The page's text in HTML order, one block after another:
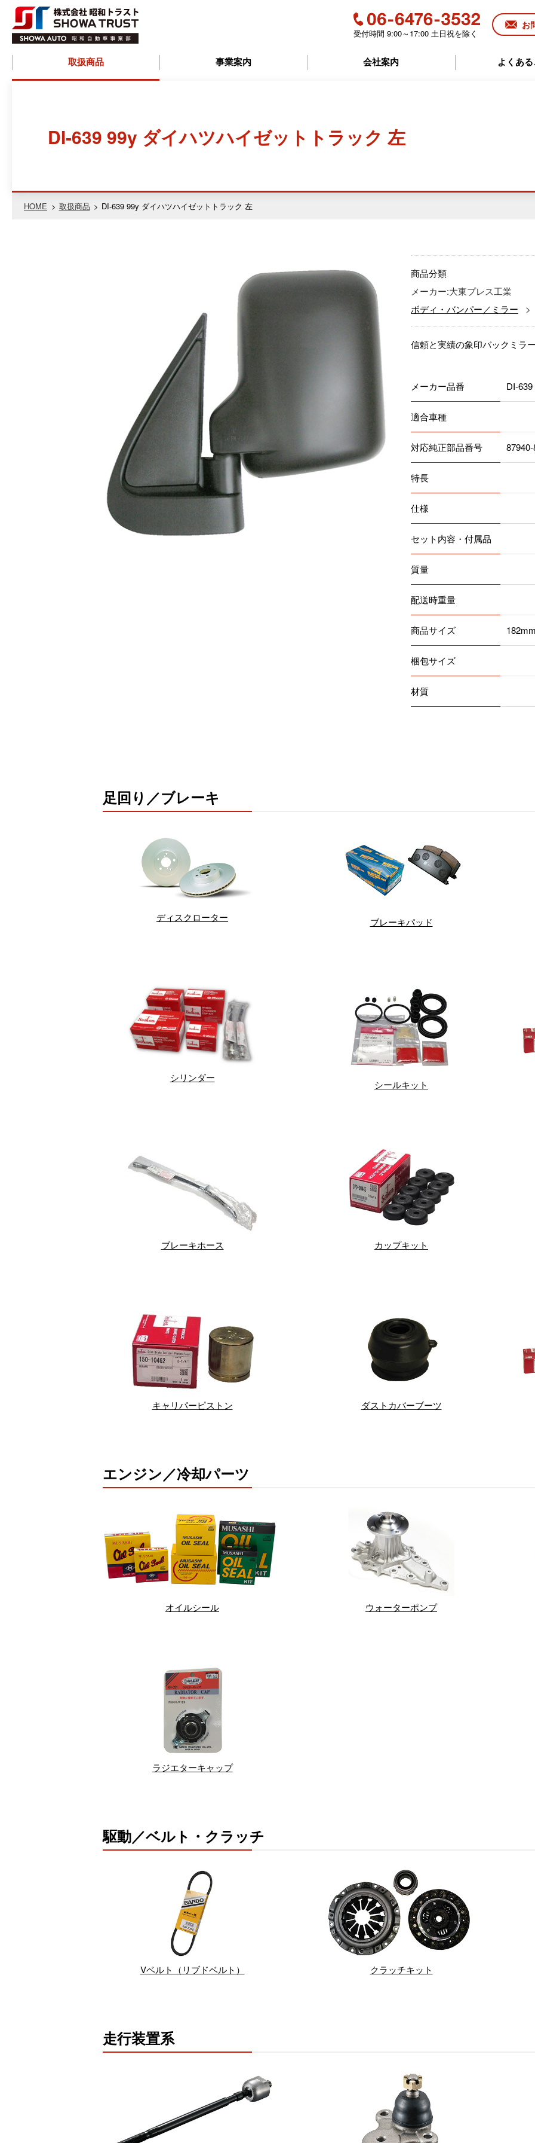
株式会社昭和ト
(SHOWA
動車事業部
取扱商品 事業案内 会社案内 よくあ
06-6476-3532
受付時間 9:00～17:00 土日祝を除く
お
HOME 取扱商品 DI-639 99y ダイハツハイゼットトラック 左
DI-639 99y ダイハツハイゼットトラック 左
商品分類
メーカー:大東プレス工業
ボディ・バンパー／ミラー
信頼と実績の象印バックミラ
メーカー品番 DI-639
適合車種
対応純正部品番号
特長
仕様
セット内容・付属品
質量
配送時重量
商品サイズ
梱包サイズ
材質
足回り／ブレーキ
ディスクローター ブレーキパッド
シリンダー
シールキット
ブレーキホース カップキット
キャリパーピストン ダストカバーブーツ
エンジン／冷却パーツ
オイルシール ウォーターポンプ
ラジエターキャップ
駆動／ベルト・クラッチ
Vベルト（リブドベルト） クラッチキット
走行装置系